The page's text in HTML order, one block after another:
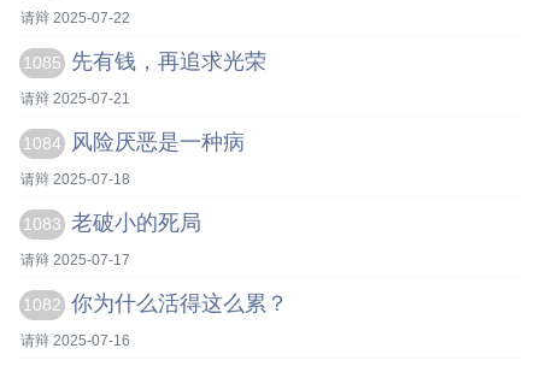
请辩 2025-07-22
1085 先有钱，再追求光荣
请辩 2025-07-21
1084 风险厌恶是一种病
请辩 2025-07-18
1083 老破小的死局
请辩 2025-07-17
1082 你为什么活得这么累？
请辩 2025-07-16